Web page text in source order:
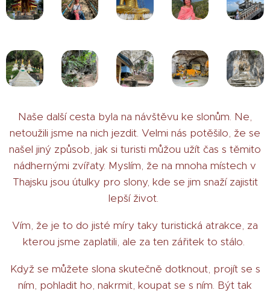
Naše další cesta byla na návštěvu ke slonům. Ne,
netoužili jsme na nich jezdit. Velmi nás potěšilo, že se
našel jiný způsob, jak si turisti můžou užít čas s těmito
nádhernými zvířaty. Myslím, že na mnoha místech v
Thajsku jsou útulky pro slony, kde se jim snaží zajistit
lepší život.
Vím, že je to do jisté míry taky turistická atrakce, za
kterou jsme zaplatili, ale za ten zářitek to stálo.
Když se můžete slona skutečně dotknout, projít se s
ním, pohladit ho, nakrmit, koupat se s ním. Být tak